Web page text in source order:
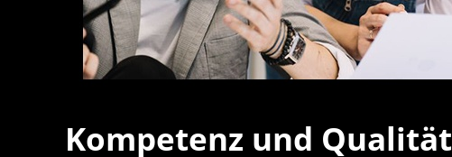
Kompetenz und Qualität